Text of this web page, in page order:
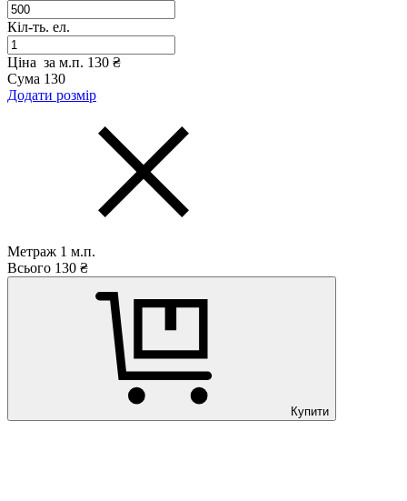
Кіл-ть. ел.
Ціна за м.п. 130 ₴
Сума 130
Додати розмір
Метраж 1 м.п.
Всього 130 ₴
Купити